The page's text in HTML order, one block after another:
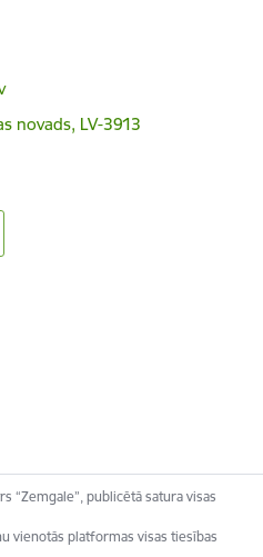
novads, LV-3913
“Zemgale”, publicētā satura visas
vienotās platformas visas tiesības